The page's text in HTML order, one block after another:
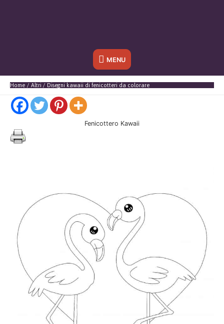
Sotto
l'header
MENU
Home Altri Disegni kawaii di fenicotteri da colorare
Fenicottero Kawaii